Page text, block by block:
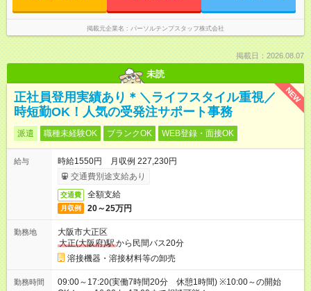
掲載元企業名 パーソルテンプスタッフ株式会社
掲載日：2026.08.07
未読
NEW
正社員登用実績あり＊＼ライフスタイル重視／
時短勤OK！人気の受発注サポート事務
派遣 職種未経験OK ブランクOK WEB登録・面接OK
給与
時給1550円 月収例 227,230円
交通費別途支給あり
交通費 全額支給
月収例 20～25万円
勤務地
大阪市大正区
大正(大阪府)駅から民間バス20分
溶接機器・溶接材料等の卸売
勤務時間
09:00～17:20(実働7時間20分 休憩1時間) ※10:00～の開始